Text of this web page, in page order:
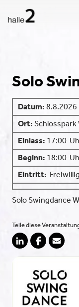
Solo
Datum: 8.8.2026
Ort: Schlosspark
Einlass: 17:00
Beginn: 18:00
Eintritt:
Solo Swingdance
Teile diese